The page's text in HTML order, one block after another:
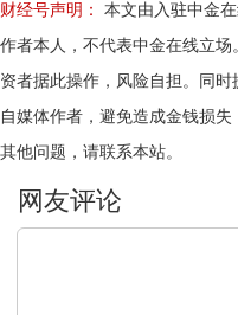
财经号声明：
本文由入驻中金
作者本人，不代表中金在线立
资者据此操作，风险自担。同
自媒体作者，避免造成金钱损
其他问题，请联系本站。